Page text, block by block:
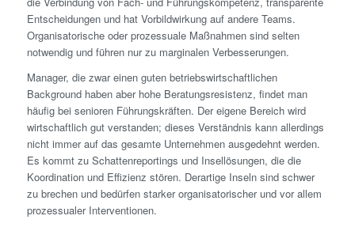
Entscheidungen und hat Vorbildwirkung auf andere Teams.
Organisatorische oder prozessuale Maßnahmen sind selten
notwendig und führen nur zu marginalen Verbesserungen.
Manager, die zwar einen guten betriebswirtschaftlichen
Background haben aber hohe Beratungsresistenz, findet man
häufig bei senioren Führungskräften. Der eigene Bereich wird
wirtschaftlich gut verstanden; dieses Verständnis kann allerdings
nicht immer auf das gesamte Unternehmen ausgedehnt werden.
Es kommt zu Schattenreportings und Insellösungen, die die
Koordination und Effizienz stören. Derartige Inseln sind schwer
zu brechen und bedürfen starker organisatorischer und vor allem
prozessualer Interventionen.